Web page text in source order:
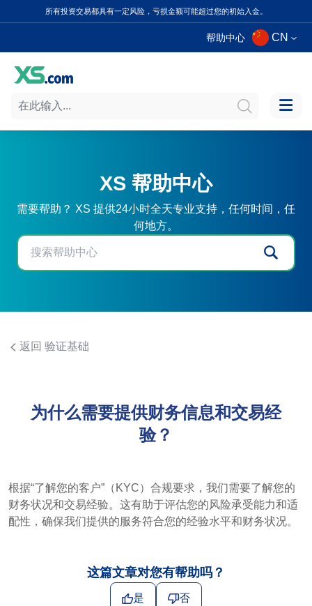
所有投资交易都具有一定风险，亏损金额可能超过您的初始入金。
帮助中心 CN
XS 帮助中心
需要帮助？ XS 提供24小时全天专业支持，任何时间，任
何地方。
返回 验证基础
为什么需要提供财务信息和交易经
验？
根据“了解您的客户”（KYC）合规要求，我们需要了解您的
财务状况和交易经验。这有助于评估您的风险承受能力和适
配性，确保我们提供的服务符合您的经验水平和财务状况。
这篇文章对您有帮助吗？
是 否